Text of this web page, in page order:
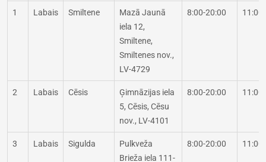
1 Labais Smiltene
Mazā Jaunā
iela 12,
Smiltene,
Smiltenes nov.,
LV-4729
8:00-20:00
2 Labais Cēsis
Ģimnāzijas iela
5, Cēsis, Cēsu
nov., LV-4101
8:00-20:00
3 Labais Sigulda
Pulkveža
Brieža iela 111-
8:00-20:00